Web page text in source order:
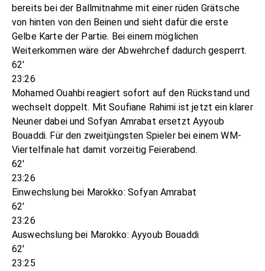
bereits bei der Ballmitnahme mit einer rüden Grätsche
von hinten von den Beinen und sieht dafür die erste
Gelbe Karte der Partie. Bei einem möglichen
Weiterkommen wäre der Abwehrchef dadurch gesperrt.
62'
23:26
Mohamed Ouahbi reagiert sofort auf den Rückstand und
wechselt doppelt. Mit Soufiane Rahimi ist jetzt ein klarer
Neuner dabei und Sofyan Amrabat ersetzt Ayyoub
Bouaddi. Für den zweitjüngsten Spieler bei einem WM-
Viertelfinale hat damit vorzeitig Feierabend.
62'
23:26
Einwechslung bei Marokko: Sofyan Amrabat
62'
23:26
Auswechslung bei Marokko: Ayyoub Bouaddi
62'
23:25